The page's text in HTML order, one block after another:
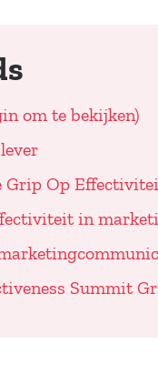
om te bekijken)
Grip Op
in
Summit